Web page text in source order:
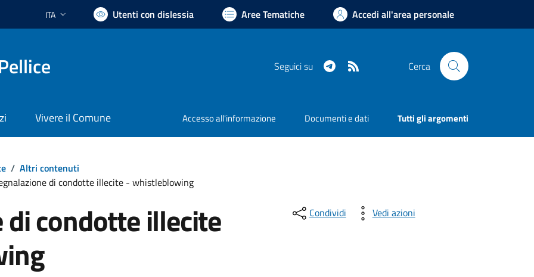
Lingua attiva:
ITA Utenti con dislessia Aree Tematiche Accedi all'area personale
Seguici su Telegram Cerca
Vivere il Comune Accesso all'informazione Documenti e dati Tutti gli argomenti
/ Altri contenuti
di condotte illecite - whistleblowing
di condotte illecite Condividi Vedi azioni